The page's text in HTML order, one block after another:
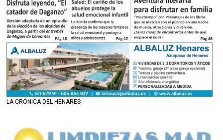
LA CRÓNICA DEL HENARES